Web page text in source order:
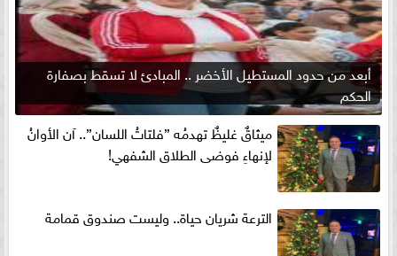
أبعد من حدود المستطيل الأخضر .. المبادئ لا تسقط بصفارة
الحكم
ميثاقٌ غليظٌ تهدمُه ”فلتاتُ اللسان”.. آن الأوانُ
لإنهاءِ فوضى الطلاق الشفهي!
الترعة شريان حياة.. وليست صندوق قمامة